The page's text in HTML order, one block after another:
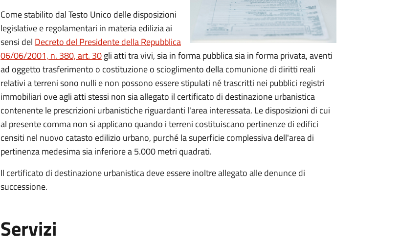
Come stabilito dal Testo Unico delle disposizioni
legislative e regolamentari in materia edilizia ai
sensi del Decreto del Presidente della Repubblica
06/06/2001, n. 380, art. 30gli atti tra vivi, sia in forma pubblica sia in forma privata, aventi
ad oggetto trasferimento o costituzione o scioglimento della comunione di diritti reali
relativi a terreni sono nulli e non possono essere stipulati né trascritti nei pubblici registri
immobiliari ove agli atti stessi non sia allegato il certificato di destinazione urbanistica
contenente le prescrizioni urbanistiche riguardanti l'area interessata. Le disposizioni di cui
al presente comma non si applicano quando i terreni costituiscano pertinenze di edifici
censiti nel nuovo catasto edilizio urbano, purché la superficie complessiva dell'area di
pertinenza medesima sia inferiore a 5.000 metri quadrati.
Il certificato di destinazione urbanistica deve essere inoltre allegato alle denunce di
successione.
Servizi